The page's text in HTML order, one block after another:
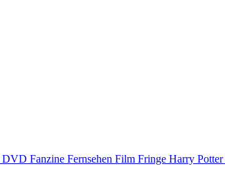
DVD Fanzine Fernsehen Film Fringe Harry Potter